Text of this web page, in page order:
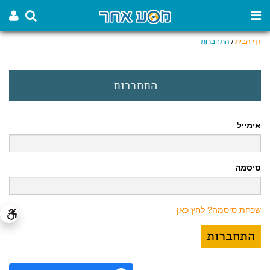
דף הבית/ התחברות
התחברות
אימייל
סיסמה
שכחת סיסמה? לחץ כאן